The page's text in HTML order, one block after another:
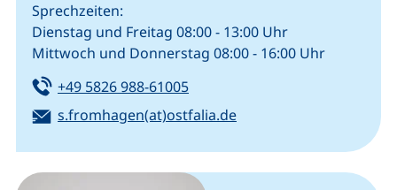
Sprechzeiten:
Dienstag und Freitag 08:00 - 13:00 Uhr
Mittwoch und Donnerstag 08:00 - 16:00 Uhr
Tel:
+49 5826 988-61005(startet einen Telefonanruf,
E-Mail:
s.fromhagen(at)ostfalia.de(öffnet Ihr E-Mail-